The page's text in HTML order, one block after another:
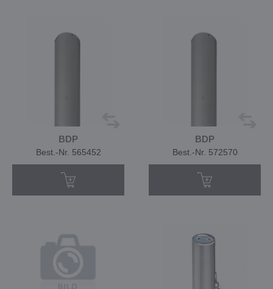
BDP
Best.-Nr. 565452
BDP
Best.-Nr. 572570